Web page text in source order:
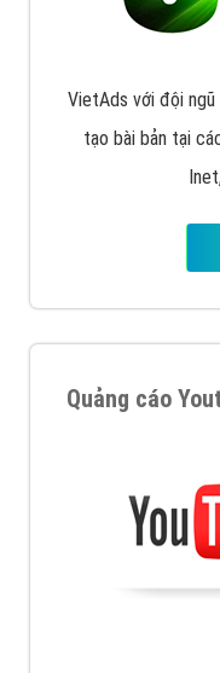
VietAds với đội ngũ
tạo bài bản tại
Quảng cáo